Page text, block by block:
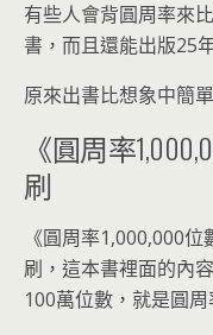
有些人會背圓周率來
書，而且還能出版25
原來出書比想象中簡
《圓周率
刷
《圓周率1,000,000
刷，這本書裡面的內
100萬位數，就是圓周